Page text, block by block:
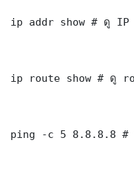
ip addr show # ดู
ip route show # ดู
ping -c 5 8.8.8.8 #